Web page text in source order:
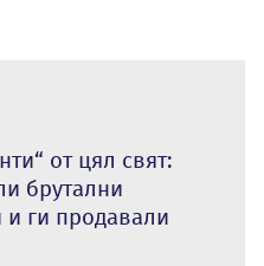
от цял свят:
брутални
и ги продавали